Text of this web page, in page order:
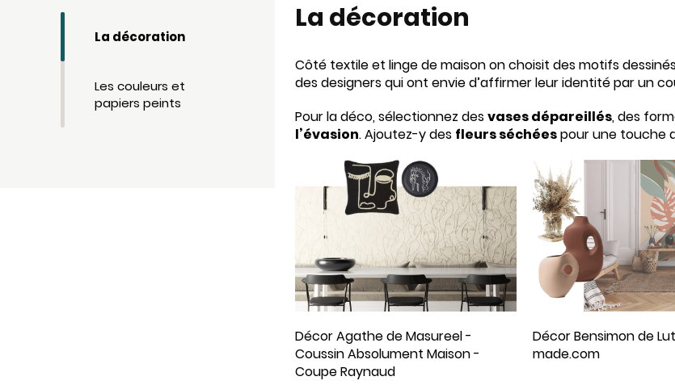
La décoration
Les couleurs et
papiers peints
La décoration
Côté textile et linge de maison on choisit des motifs
des designers qui ont envie d’affirmer leur identité par un
Pour la déco, sélectionnez desvases dépareillés, des
l’évasion. Ajoutez-y des fleurs séchéespour une touche
Décor Agathe de Masureel -
Coussin Absolument Maison -
Coupe Raynaud
Décor Bensimon de
made.com